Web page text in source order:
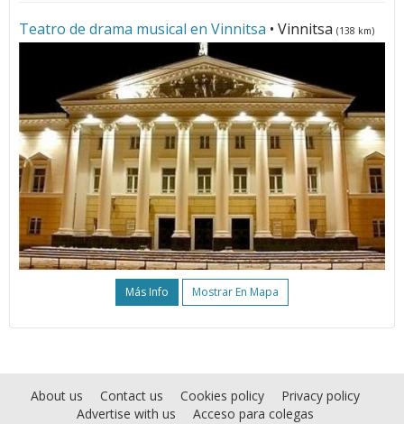
Teatro de drama musical en Vinnitsa • Vinnitsa (138 km)
Más Info Mostrar En Mapa
About us Contact us Cookies policy
Privacy policy
Advertise with us
Acceso para colegas